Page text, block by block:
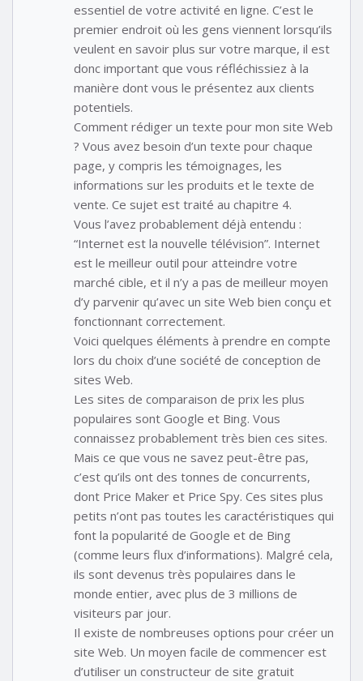
essentiel de votre activité en ligne. C’est le
premier endroit où les gens viennent lorsqu’ils
veulent en savoir plus sur votre marque, il est
donc important que vous réfléchissiez à la
manière dont vous le présentez aux clients
potentiels.
Comment rédiger un texte pour mon site Web
? Vous avez besoin d’un texte pour chaque
page, y compris les témoignages, les
informations sur les produits et le texte de
vente. Ce sujet est traité au chapitre 4.
Vous l’avez probablement déjà entendu :
“Internet est la nouvelle télévision”. Internet
est le meilleur outil pour atteindre votre
marché cible, et il n’y a pas de meilleur moyen
d’y parvenir qu’avec un site Web bien conçu et
fonctionnant correctement.
Voici quelques éléments à prendre en compte
lors du choix d’une société de conception de
sites Web.
Les sites de comparaison de prix les plus
populaires sont Google et Bing. Vous
connaissez probablement très bien ces sites.
Mais ce que vous ne savez peut-être pas,
c’est qu’ils ont des tonnes de concurrents,
dont Price Maker et Price Spy. Ces sites plus
petits n’ont pas toutes les caractéristiques qui
font la popularité de Google et de Bing
(comme leurs flux d’informations). Malgré cela,
ils sont devenus très populaires dans le
monde entier, avec plus de 3 millions de
visiteurs par jour.
Il existe de nombreuses options pour créer un
site Web. Un moyen facile de commencer est
d’utiliser un constructeur de site gratuit